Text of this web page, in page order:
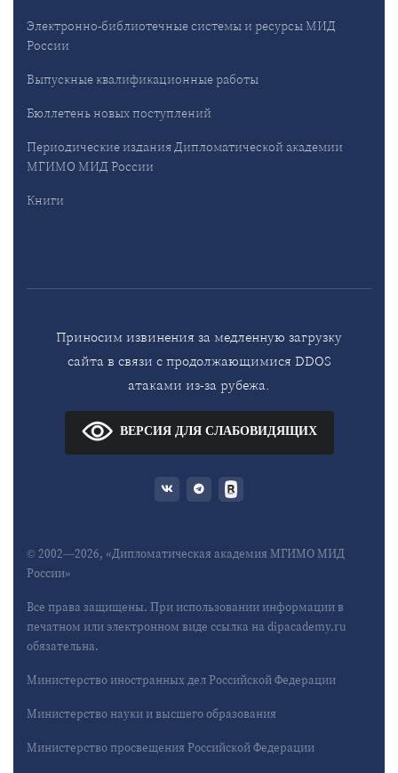
Электронно-библиотечные системы и ресурсы МИД
России
Выпускные квалификационные работы
Бюллетень новых поступлений
Периодические издания Дипломатической академии
МГИМО МИД России
Книги
Приносим извинения за медленную загрузку
сайта в связи с продолжающимися DDOS
атаками из-за рубежа.
ВЕРСИЯ ДЛЯ СЛАБОВИДЯЩИХ
© 2002—2026, «Дипломатическая академия МГИМО МИД
России»
Все права защищены. При использовании информации в
печатном или электронном виде ссылка на dipacademy.ru
обязательна.
Министерство иностранных дел Российской Федерации
Министерство науки и высшего образования
Министерство просвещения Российской Федерации